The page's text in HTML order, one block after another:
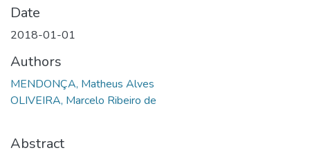
Date
2018-01-01
Authors
MENDONÇA, Matheus Alves
OLIVEIRA, Marcelo Ribeiro de
Abstract